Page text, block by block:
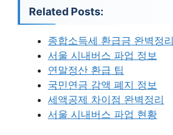
Related Posts:
종합소득세 환급금 완벽정리
서울 시내버스 파업 정보
연말정산 환급 팁
국민연금 감액 폐지 정보
세액공제 차이점 완벽정리
서울 시내버스 파업 현황